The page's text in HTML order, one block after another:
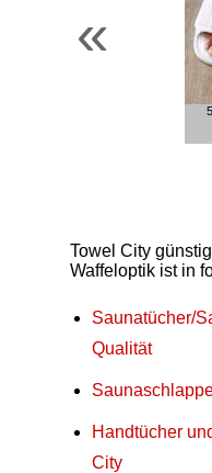
«
Towel City
Waffeloptik ist in
Saunatücher/
Qualität
Handtücher
City